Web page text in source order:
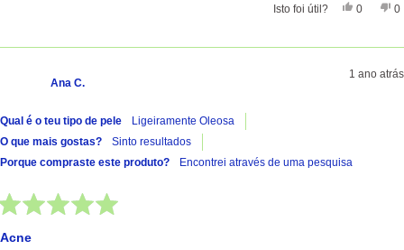
Isto foi útil? Sim,
0 0
Ana C.
1 ano atrás
Qual é o teu tipo de pele
Ligeiramente Oleosa
O que mais gostas?
Sinto resultados
Porque compraste este produto?
Encontrei através de uma pesquisa
Acne